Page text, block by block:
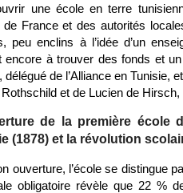
une école en terre
de France et des autorités
peu enclins à l’idée d’un
encore à trouver des fonds et
délégué de l’Alliance en Tunisie,
et de Lucien de
de la première école
(1878) et la révolution
ouverture, l’école se distingue
obligatoire révèle que 22 %